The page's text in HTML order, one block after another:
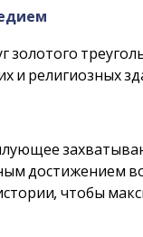
и религиозных
достижением
чтобы